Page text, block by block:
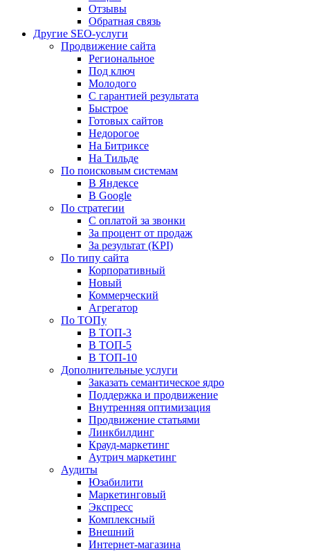
Отзывы
Обратная связь
Другие SEO-услуги
Продвижение сайта
Региональное
Под ключ
Молодого
С гарантией результата
Быстрое
Готовых сайтов
Недорогое
На Битриксе
На Тильде
По поисковым системам
В Яндексе
В Google
По стратегии
С оплатой за звонки
За процент от продаж
За результат (KPI)
По типу сайта
Корпоративный
Новый
Коммерческий
Агрегатор
По ТОПу
В ТОП-3
В ТОП-5
В ТОП-10
Дополнительные услуги
Заказать семантическое ядро
Поддержка и продвижение
Внутренняя оптимизация
Продвижение статьями
Линкбилдинг
Крауд-маркетинг
Аутрич маркетинг
Аудиты
Юзабилити
Маркетинговый
Экспресс
Комплексный
Внешний
Интернет-магазина